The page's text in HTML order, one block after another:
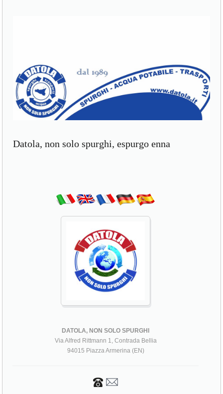
Datola, non solo spurghi, espurgo enna
DATOLA, NON SOLO SPURGHI
Via Alfred Rittmann 1, Contrada Bellia
94015 Piazza Armerina (EN)